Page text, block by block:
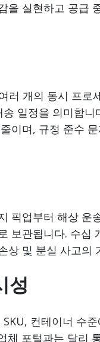
을 실현하고 공급
러 개의 동시 프
일정을 의미합
이며, 규정 준수
픽업부터 해상 운
보관됩니다. 수십
상 및 분실 사고의
성
컨테이너 수
체 포털과는 달리